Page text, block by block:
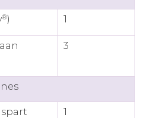
®) 1
3
1